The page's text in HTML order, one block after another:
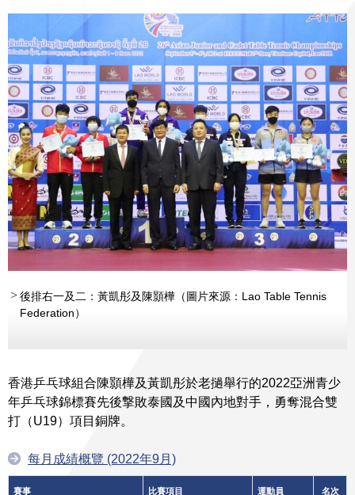
後排右一及二：黃凱彤及陳顥樺（圖片來源：Lao Table Tennis
Federation）
香港乒乓球組合陳顥樺及黃凱彤於老撾舉行的2022亞洲青少
年乒乓球錦標賽先後撃敗泰國及中國內地對手，勇奪混合雙
打（U19）項目銅牌。
每月成績概覽 (2022年9月)
賽事 比賽項目 運動員 名次